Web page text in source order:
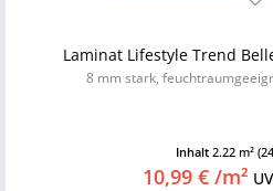
Laminat Lifestyle Trend
8 mm stark,
Inhalt 2.22 m²
10,99 € /m²